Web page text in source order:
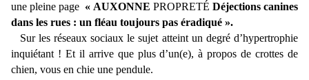
une pleine page « AUXONNE PROPRETÉ Déjections canines
dans les rues : un fléau toujours pas éradiqué ».
Sur les réseaux sociaux le sujet atteint un degré d’hypertrophie
inquiétant ! Et il arrive que plus d’un(e), à propos de crottes de
chien, vous en chie une pendule.